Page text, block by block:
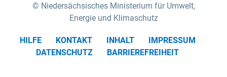
Niedersächsisches Ministerium für Umwelt,
Energie und Klimaschutz
HILFE KONTAKT INHALT
IMPRESSUM
DATENSCHUTZ
BARRIEREFREIHEIT